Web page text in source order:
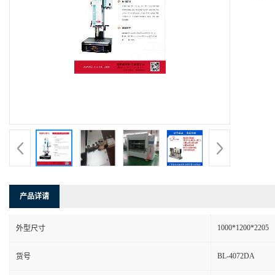
产品详请
外型尺寸 1000*1200*2205
货号 BL-4072DA